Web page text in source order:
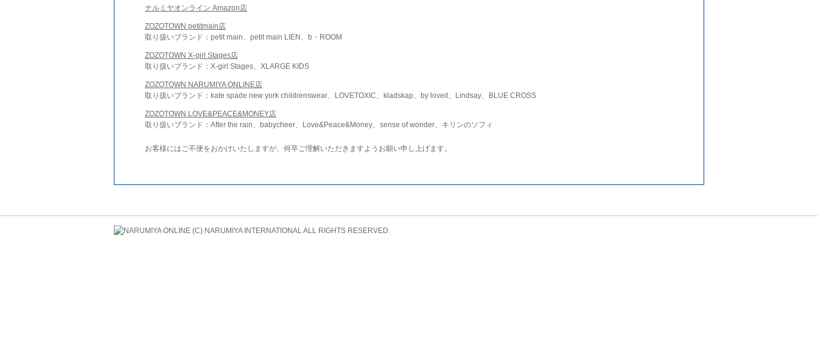
ナルミヤオンライン Amazon店
ZOZOTOWN petitmain店
取り扱いブランド：petit main、petit main LIEN、b・ROOM
ZOZOTOWN X-girl Stages店
取り扱いブランド：X-girl Stages、XLARGE KIDS
ZOZOTOWN NARUMIYA ONLINE店
取り扱いブランド：kate spade new york childrenswear、LOVETOXIC、kladskap、by loveit、Lindsay、BLUE CROSS
ZOZOTOWN LOVE&PEACE&MONEY店
取り扱いブランド：After the rain、babycheer、Love&Peace&Money、sense of wonder、キリンのソフィ
お客様にはご不便をおかけいたしますが、何卒ご理解いただきますようお願い申し上げます。